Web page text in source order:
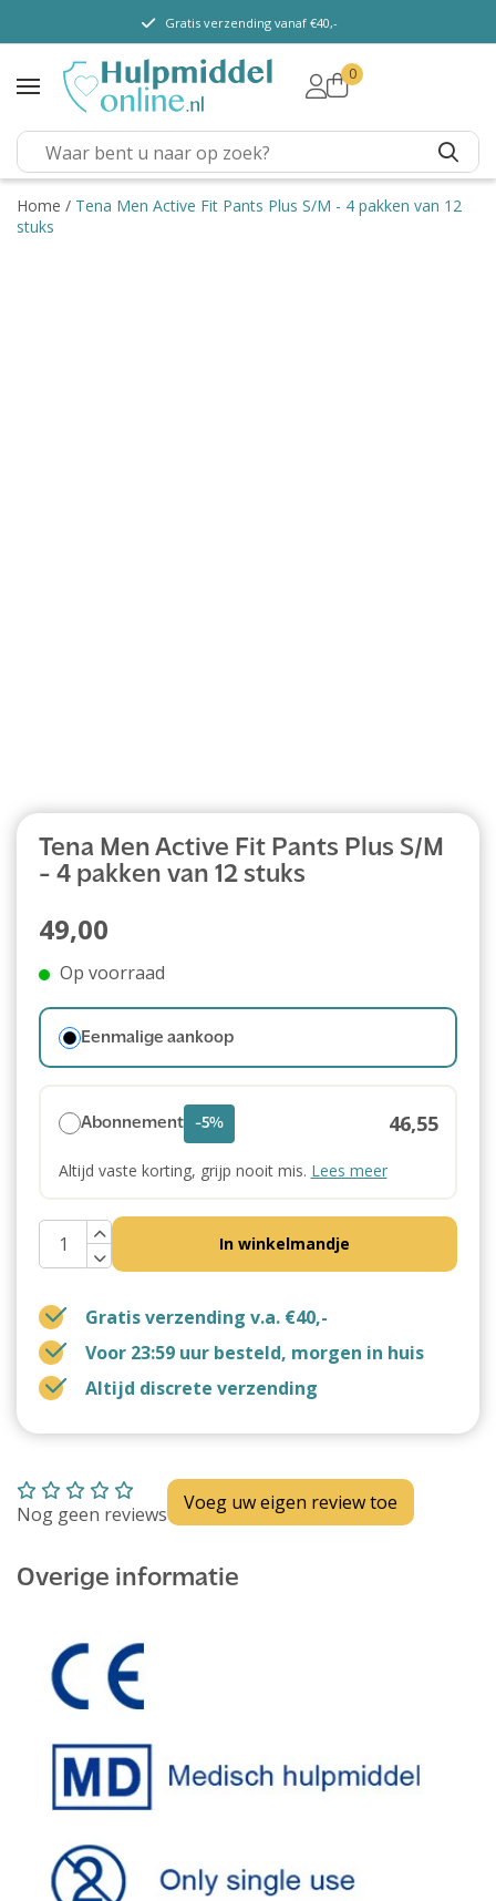
TENA Lady
TENA Men
TENA Pants (m/v)
TENA Flex
TENA Slip
Gratis verzending vanaf €40,-
0
Home / Tena Men Active Fit Pants Plus S/M - 4 pakken van 12
stuks
Tena Men Active Fit Pants Plus S/M
- 4 pakken van 12 stuks
49,00
Op voorraad
Eenmalige aankoop
Abonnement -5% 46,55
Altijd vaste korting, grijp nooit mis. Lees meer
In winkelmandje
Gratis verzending v.a. €40,-
Voor 23:59 uur besteld, morgen in huis
Altijd discrete verzending
Nog geen reviews Voeg uw eigen review toe
Overige informatie